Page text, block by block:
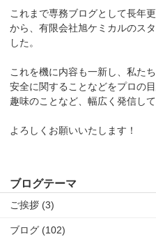
これまで専務ブログとして長年
から、有限会社旭ケミカルのス
した。
これを機に内容も一新し、私た
安全に関することなどをプロの
趣味のことなど、幅広く発信して
よろしくお願いいたします！
ブログテーマ
ご挨拶 (3)
ブログ (102)